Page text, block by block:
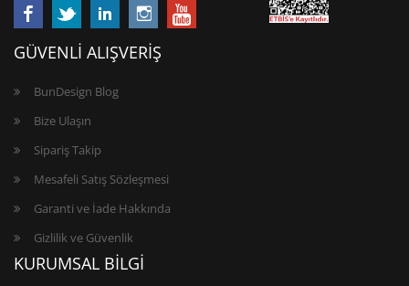
GÜVENLİ ALIŞVERİŞ
BunDesign Blog
Bize Ulaşın
Sipariş Takip
Mesafeli Satış Sözleşmesi
Garanti ve İade Hakkında
Gizlilik ve Güvenlik
KURUMSAL BİLGİ